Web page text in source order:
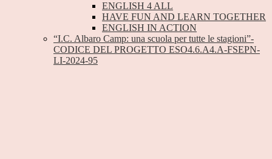
ENGLISH 4 ALL
HAVE FUN AND LEARN TOGETHER
ENGLISH IN ACTION
“I.C. Albaro Camp: una scuola per tutte le stagioni”-
CODICE DEL PROGETTO ESO4.6.A4.A-FSEPN-
LI-2024-95